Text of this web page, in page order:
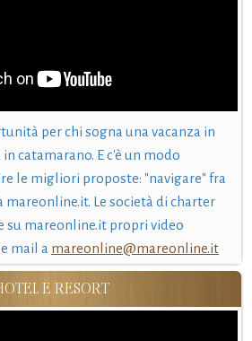
per chi sogna una vacanza in
catamarano. E c'è un modo
le migliori proposte: "navigare" fra
mareonline.it. Le società di charter
su mareonline.it propri video
mail a mareonline@mareonline.it
E RESORT